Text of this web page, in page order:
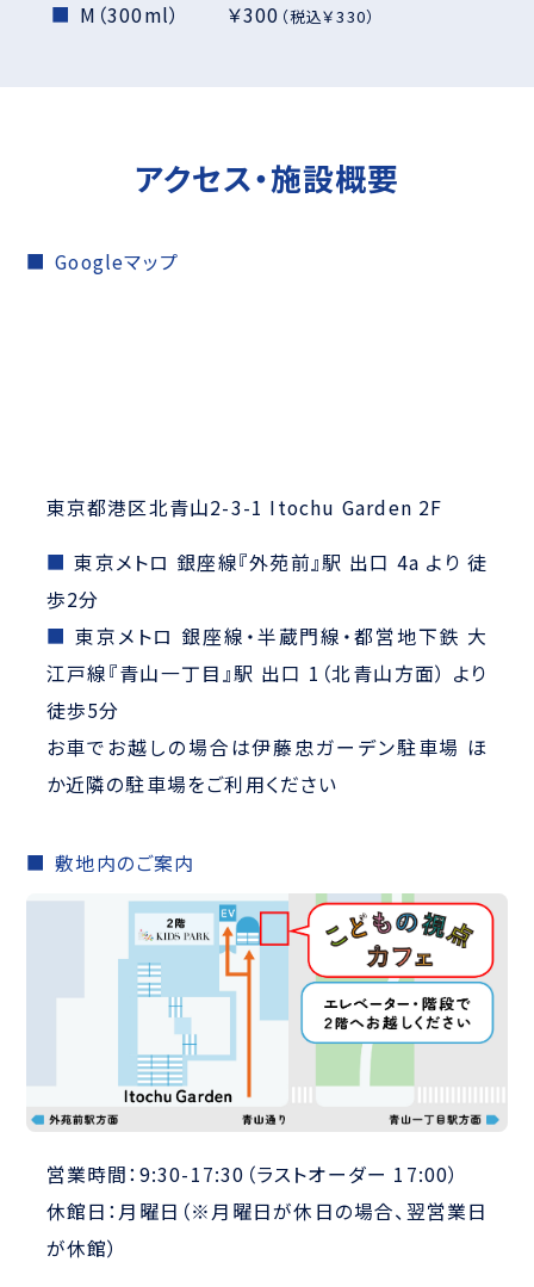
M（300ml） ￥300 （税込￥330）
アクセス・施設概要
Googleマップ
東京都港区北青山2-3-1 Itochu Garden 2F
東京メトロ 銀座線『外苑前』駅 出口 4a より 徒
歩2分
東京メトロ 銀座線・半蔵門線・都営地下鉄 大
江戸線『青山一丁目』駅 出口 1（北青山方面） より
徒歩5分
お車でお越しの場合は伊藤忠ガーデン駐車場 ほ
か近隣の駐車場をご利用ください
敷地内のご案内
営業時間：9:30-17:30（ラストオーダー 17:00）
休館日：月曜日（※月曜日が休日の場合、翌営業日
が休館）